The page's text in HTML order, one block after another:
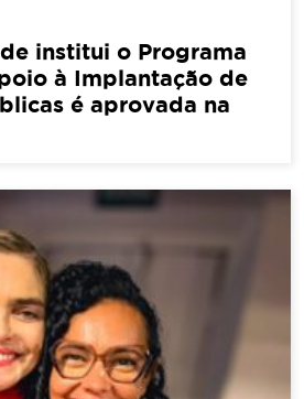
institui o Programa
à Implantação de
é aprovada na